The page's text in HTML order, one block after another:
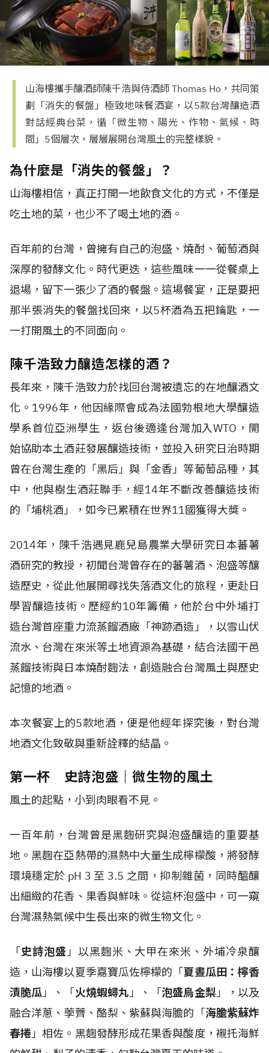
山海樓攜手釀酒師陳千浩與侍酒師 Thomas Ho，共同策
劃「消失的餐盤」極致地味餐酒宴，以5款台灣釀造酒
對話經典台菜，循「微生物、陽光、作物、氣候、時
間」5個層次，層層展開台灣風土的完整樣貌。
為什麼是「消失的餐盤」？
山海樓相信，真正打開一地飲食文化的方式，不僅是
吃土地的菜，也少不了喝土地的酒。
百年前的台灣，曾擁有自己的泡盛、燒酎、葡萄酒與
深厚的發酵文化。時代更迭，這些風味一一從餐桌上
退場，留下一張少了酒的餐盤。這場餐宴，正是要把
那半張消失的餐盤找回來，以5杯酒為五把鑰匙，一
一打開風土的不同面向。
陳千浩致力釀造怎樣的酒？
長年來，陳千浩致力於找回台灣被遺忘的在地釀酒文
化。1996年，他因緣際會成為法國勃根地大學釀造
學系首位亞洲學生，返台後適逢台灣加入WTO，開
始協助本土酒莊發展釀造技術，並投入研究日治時期
曾在台灣生產的「黑后」與「金香」等葡萄品種，其
中，他與樹生酒莊聯手，經14年不斷改善釀造技術
的「埔桃酒」，如今已累積在世界11國獲得大獎。
2014年，陳千浩遇見鹿兒島農業大學研究日本蕃薯
酒研究的教授，初聞台灣曾存在的蕃薯酒、泡盛等釀
造歷史，從此他展開尋找失落酒文化的旅程，更赴日
學習釀造技術。歷經約10年籌備，他於台中外埔打
造台灣首座重力流蒸餾酒廠「神跡酒造」，以雪山伏
流水、台灣在來米等土地資源為基礎，結合法國干邑
蒸餾技術與日本燒酎麴法，創造融合台灣風土與歷史
記憶的地酒。
本次餐宴上的5款地酒，便是他經年探究後，對台灣
地酒文化致敬與重新詮釋的結晶。
第一杯 史詩泡盛｜微生物的風土
風土的起點，小到肉眼看不見。
一百年前，台灣曾是黑麴研究與泡盛釀造的重要基
地。黑麴在亞熱帶的濕熱中大量生成檸檬酸，將發酵
環境穩定於 pH 3 至 3.5 之間，抑制雜菌，同時醞釀
出細緻的花香、果香與鮮味。從這杯泡盛中，可一窺
台灣濕熱氣候中生長出來的微生物文化。
「史詩泡盛」以黑麴米、大甲在來米、外埔冷泉釀
造，山海樓以夏季嘉寶瓜佐檸檬的「夏晝瓜田：檸香
漬脆瓜」、「火燒蝦蟳丸」、「泡盛烏金梨」，以及
融合洋蔥、荸薺、酪梨、紫蘇與海膽的「海膽紫蘇炸
春捲」相佐。黑麴發酵形成花果香與酸度，襯托海鮮